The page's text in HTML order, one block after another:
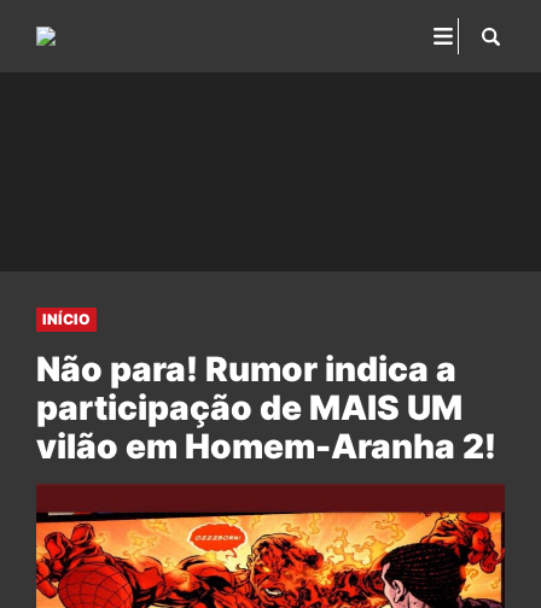
INÍCIO
Não para! Rumor indica a
participação de MAIS UM
vilão em Homem-Aranha 2!